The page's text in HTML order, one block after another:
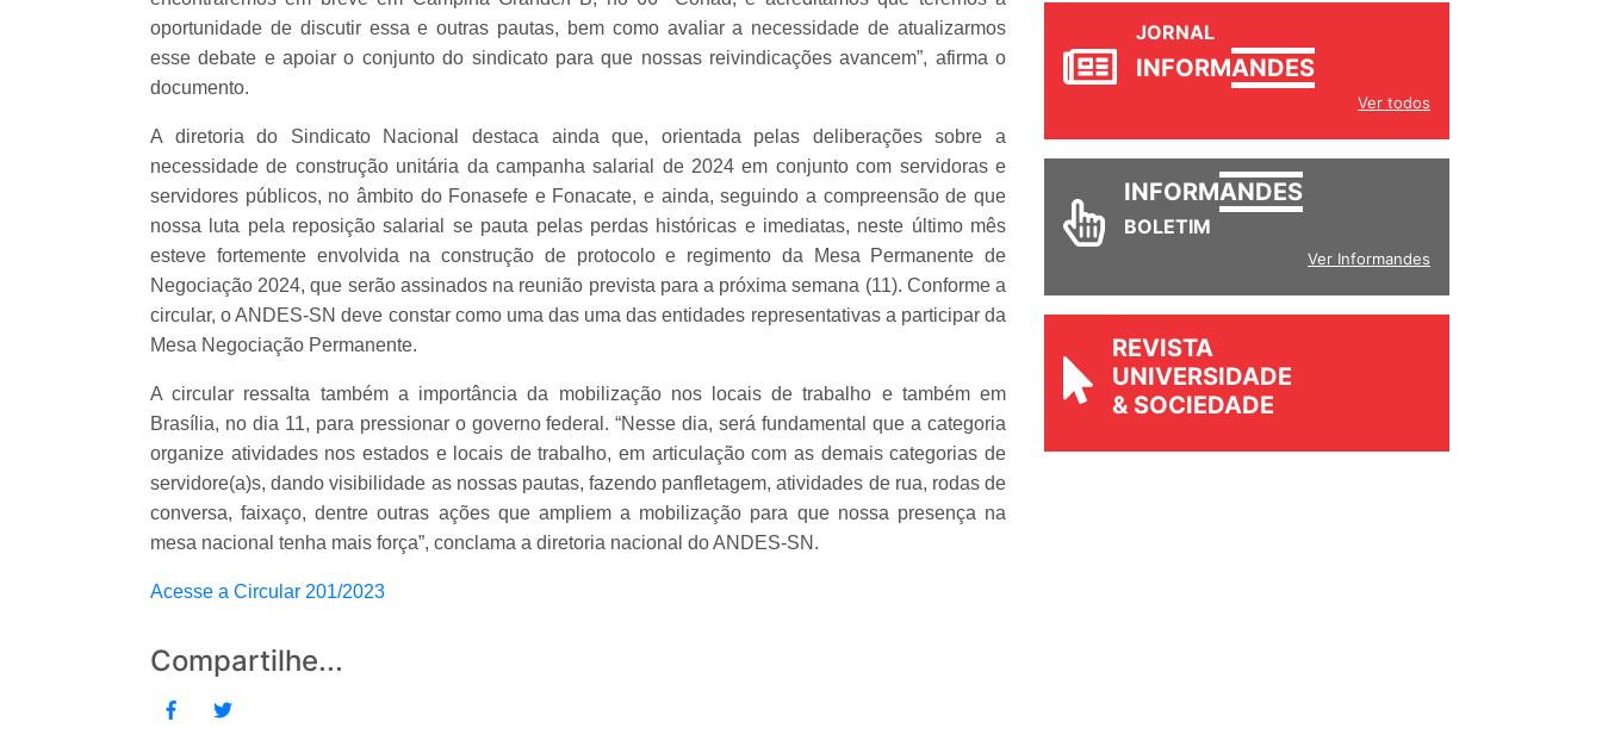
oportunidade de discutir essa e outras pautas, bem como avaliar a necessidade de atualizarmos
esse debate e apoiar o conjunto do sindicato para que nossas reivindicações avancem”, afirma o
documento.
A diretoria do Sindicato Nacional destaca ainda que, orientada pelas deliberações sobre a
necessidade de construção unitária da campanha salarial de 2024 em conjunto com servidoras e
servidores públicos, no âmbito do Fonasefe e Fonacate, e ainda, seguindo a compreensão de que
nossa luta pela reposição salarial se pauta pelas perdas históricas e imediatas, neste último mês
esteve fortemente envolvida na construção de protocolo e regimento da Mesa Permanente de
Negociação 2024, que serão assinados na reunião prevista para a próxima semana (11). Conforme a
circular, o ANDES-SN deve constar como uma das uma das entidades representativas a participar da
Mesa Negociação Permanente.
A circular ressalta também a importância da mobilização nos locais de trabalho e também em
Brasília, no dia 11, para pressionar o governo federal. “Nesse dia, será fundamental que a categoria
organize atividades nos estados e locais de trabalho, em articulação com as demais categorias de
servidore(a)s, dando visibilidade as nossas pautas, fazendo panfletagem, atividades de rua, rodas de
conversa, faixaço, dentre outras ações que ampliem a mobilização para que nossa presença na
mesa nacional tenha mais força”, conclama a diretoria nacional do ANDES-SN.
Acesse a Circular 201/2023
Compartilhe...
JORNAL
INFORMANDES
Ver todos
INFORMANDES
BOLETIM
Ver Informandes
REVISTA
UNIVERSIDADE
& SOCIEDADE